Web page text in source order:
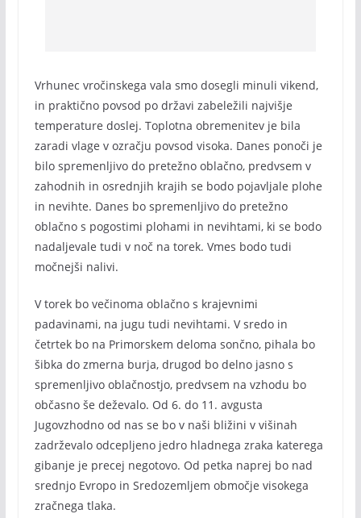
Vrhunec vročinskega vala smo dosegli minuli vikend,
in praktično povsod po državi zabeležili najvišje
temperature doslej. Toplotna obremenitev je bila
zaradi vlage v ozračju povsod visoka. Danes ponoči je
bilo spremenljivo do pretežno oblačno, predvsem v
zahodnih in osrednjih krajih se bodo pojavljale plohe
in nevihte. Danes bo spremenljivo do pretežno
oblačno s pogostimi plohami in nevihtami, ki se bodo
nadaljevale tudi v noč na torek. Vmes bodo tudi
močnejši nalivi.
V torek bo večinoma oblačno s krajevnimi
padavinami, na jugu tudi nevihtami. V sredo in
četrtek bo na Primorskem deloma sončno, pihala bo
šibka do zmerna burja, drugod bo delno jasno s
spremenljivo oblačnostjo, predvsem na vzhodu bo
občasno še deževalo. Od 6. do 11. avgusta
Jugovzhodno od nas se bo v naši bližini v višinah
zadrževalo odcepljeno jedro hladnega zraka katerega
gibanje je precej negotovo. Od petka naprej bo nad
srednjo Evropo in Sredozemljem območje visokega
zračnega tlaka.